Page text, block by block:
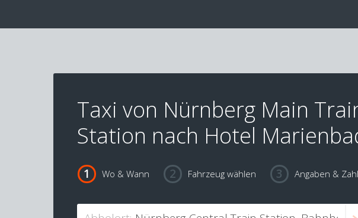
Taxi von Nürnberg Main
Station nach Hotel
Wo & Wann Fahrzeug wählen Angaben &